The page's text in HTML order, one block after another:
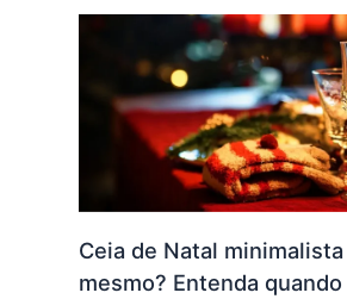
Ceia de Natal
mesmo? Entenda